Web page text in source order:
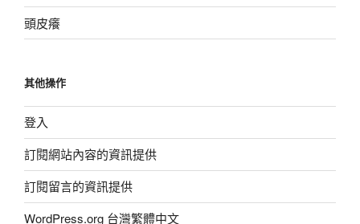
頭皮癢
其他操作
登入
訂閱網站內容的資訊提供
訂閱留言的資訊提供
WordPress.org 台灣繁體中文